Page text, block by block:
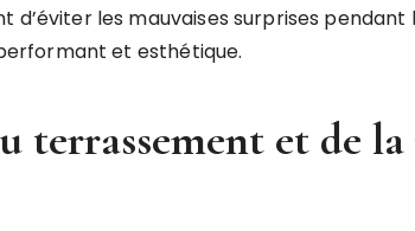
d’éviter les mauvaises surprises
et esthétique.
terrassement et de